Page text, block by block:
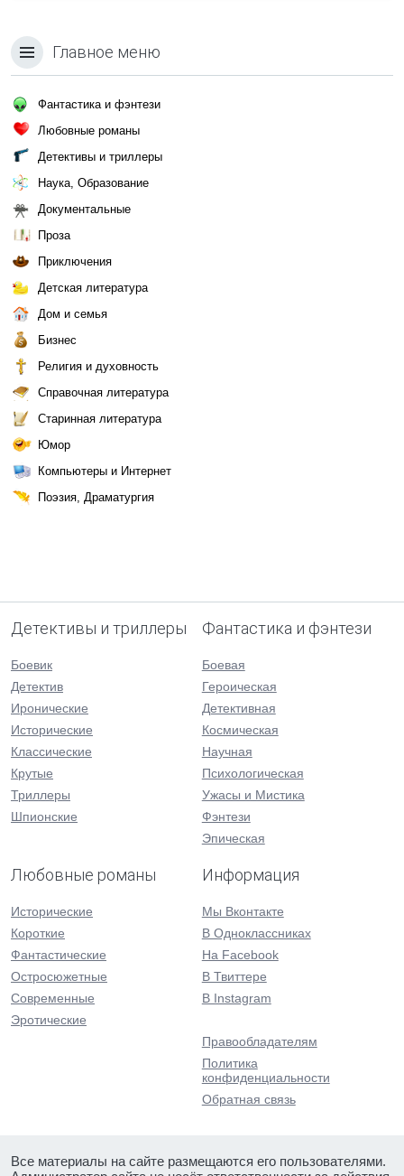
Главное меню
Фантастика и фэнтези
Любовные романы
Детективы и триллеры
Наука, Образование
Документальные
Проза
Приключения
Детская литература
Дом и семья
Бизнес
Религия и духовность
Справочная литература
Старинная литература
Юмор
Компьютеры и Интернет
Поэзия, Драматургия
Детективы и триллеры
Боевик
Детектив
Иронические
Исторические
Классические
Крутые
Триллеры
Шпионские
Фантастика и фэнтези
Боевая
Героическая
Детективная
Космическая
Научная
Психологическая
Ужасы и Мистика
Фэнтези
Эпическая
Любовные романы
Исторические
Короткие
Фантастические
Остросюжетные
Современные
Эротические
Информация
Мы Вконтакте
В Одноклассниках
На Facebook
В Твиттере
В Instagram
Правообладателям
Политика
конфиденциальности
Обратная связь
Все материалы на сайте размещаются его пользователями.